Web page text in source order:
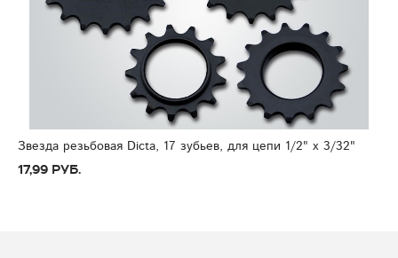
Звезда резьбовая Dicta, 17 зубьев, для цепи 1/2" x 3/32"
17,99 руб.